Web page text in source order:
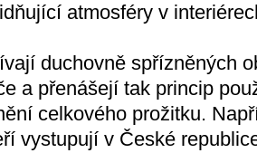
atmosféry v
duchovně spřízněných
a přenášejí tak princip
celkového prožitku.
vystupují v České